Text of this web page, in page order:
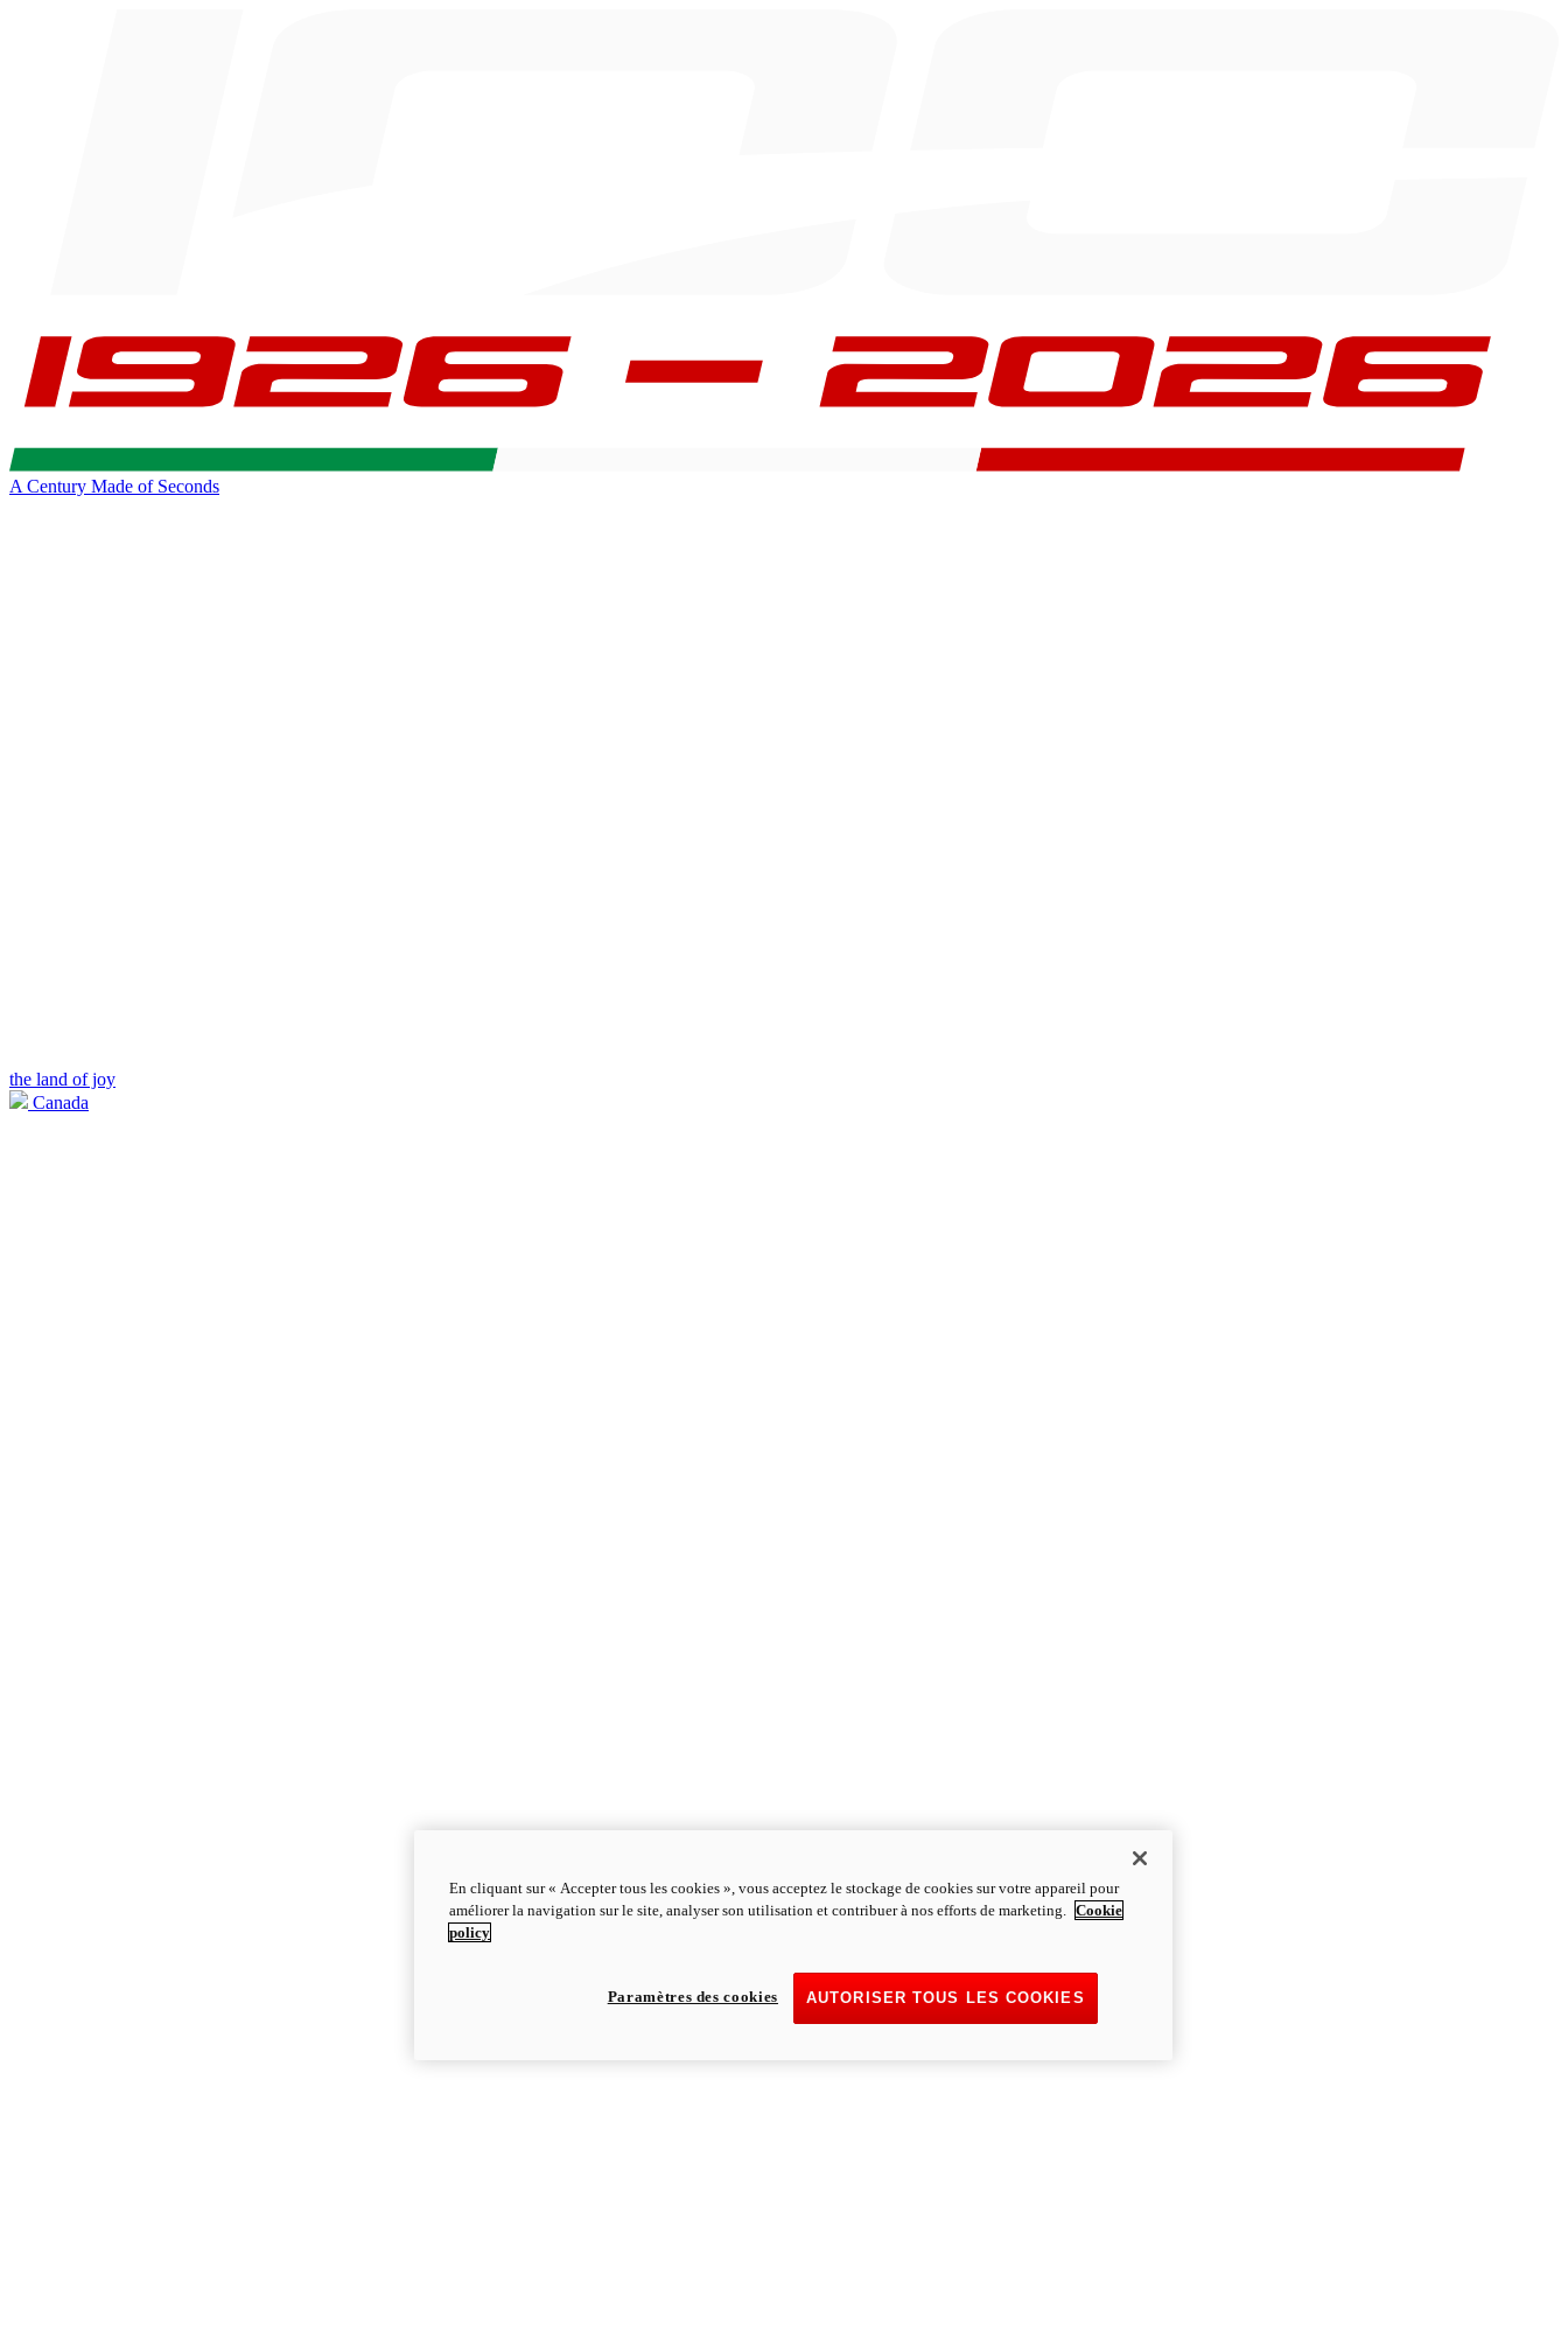
A Century Made of Seconds
the land of joy
Canada
En cliquant sur « Accepter tous les cookies », vous acceptez le stockage de cookies sur votre appareil pour
améliorer la navigation sur le site, analyser son utilisation et contribuer à nos efforts de marketing. Cookie
policy
AUTORISER TOUS LES COOKIES
Paramètres des cookies